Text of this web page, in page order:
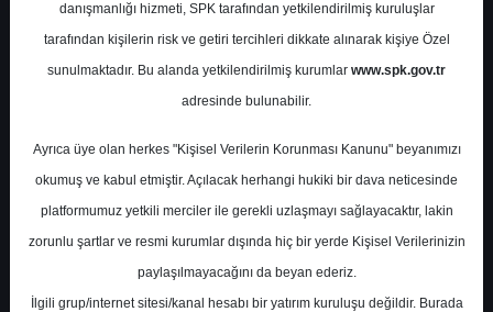
TAVHL - Hedef Fiyat
Şeker Yatırım 18 Şubat 2026
danışmanlığı hizmeti, SPK tarafından yetkilendirilmiş kuruluşlar
tarafından kişilerin risk ve getiri tercihleri dikkate alınarak kişiye Özel
sunulmaktadır. Bu alanda yetkilendirilmiş kurumlar www.spk.gov.tr
adresinde bulunabilir.
Ayrıca üye olan herkes "Kişisel Verilerin Korunması Kanunu" beyanımızı
okumuş ve kabul etmiştir. Açılacak herhangi hukiki bir dava neticesinde
platformumuz yetkili merciler ile gerekli uzlaşmayı sağlayacaktır, lakin
zorunlu şartlar ve resmi kurumlar dışında hiç bir yerde Kişisel Verilerinizin
paylaşılmayacağını da beyan ederiz.
İlgili grup/internet sitesi/kanal hesabı bir yatırım kuruluşu değildir. Burada